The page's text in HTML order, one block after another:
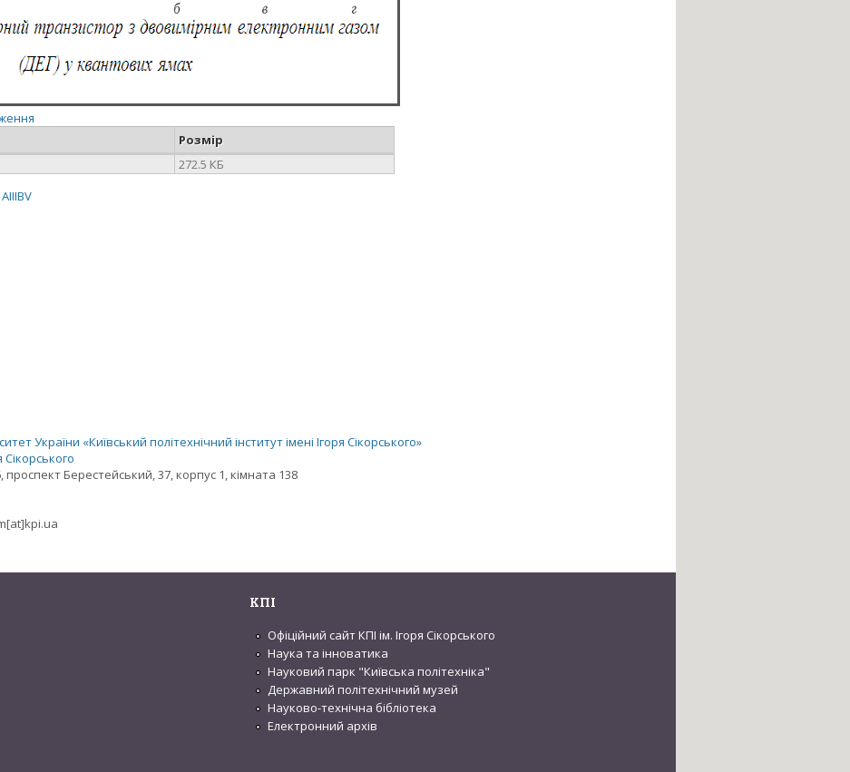
Розмір
272.5 КБ
України «Київський політехнічний інститут імені Ігоря Сікорського»
Сікорського
проспект Берестейський, 37, корпус 1, кімната 138
КПІ
Офіційний сайт КПІ ім. Ігоря Сікорського
Наука та інноватика
Науковий парк "Київська політехніка"
Державний політехнічний музей
Науково-технічна бібліотека
Електронний архів